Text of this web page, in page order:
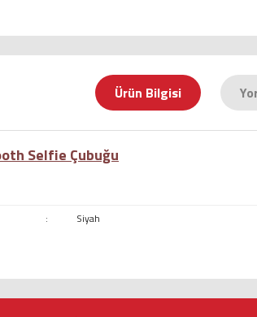
Ürün Bilgisi
Selfie Çubuğu
: Siyah